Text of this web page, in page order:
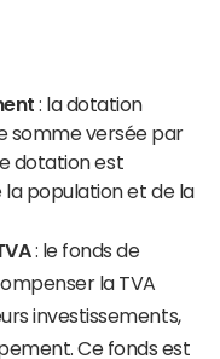
: la dotation
somme versée par
dotation est
population et de la
: le fonds de
la TVA
investissements,
Ce fonds est